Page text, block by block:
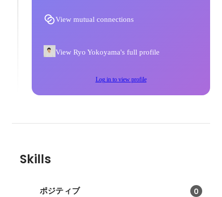
View mutual connections
View Ryo Yokoyama's full profile
Log in to view profile
Skills
ポジティブ 0